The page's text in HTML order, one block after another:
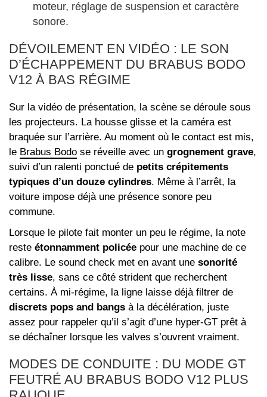
moteur, réglage de suspension et caractère
sonore.
DÉVOILEMENT EN VIDÉO : LE SON
D’ÉCHAPPEMENT DU BRABUS BODO
V12 À BAS RÉGIME
Sur la vidéo de présentation, la scène se déroule sous
les projecteurs. La housse glisse et la caméra est
braquée sur l’arrière. Au moment où le contact est mis,
le Brabus Bodo se réveille avec un grognement grave,
suivi d’un ralenti ponctué de petits crépitements
typiques d’un douze cylindres. Même à l’arrêt, la
voiture impose déjà une présence sonore peu
commune.
Lorsque le pilote fait monter un peu le régime, la note
reste étonnamment policée pour une machine de ce
calibre. Le sound check met en avant une sonorité
très lisse, sans ce côté strident que recherchent
certains. À mi‑régime, la ligne laisse déjà filtrer de
discrets pops and bangs à la décélération, juste
assez pour rappeler qu’il s’agit d’une hyper‑GT prêt à
se déchaîner lorsque les valves s’ouvrent vraiment.
MODES DE CONDUITE : DU MODE GT
FEUTRÉ AU BRABUS BODO V12 PLUS